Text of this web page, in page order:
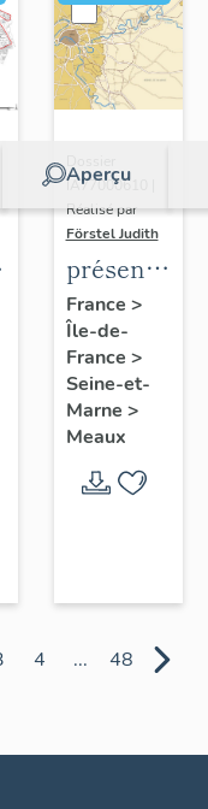
Aperçu
IA77000610 |
Réalisé par
Förstel Judith
de
l'étude
du
patrimoine
de
Meaux
France >
Île-de-
France >
Seine-et-
Marne >
Meaux
4 ... 48